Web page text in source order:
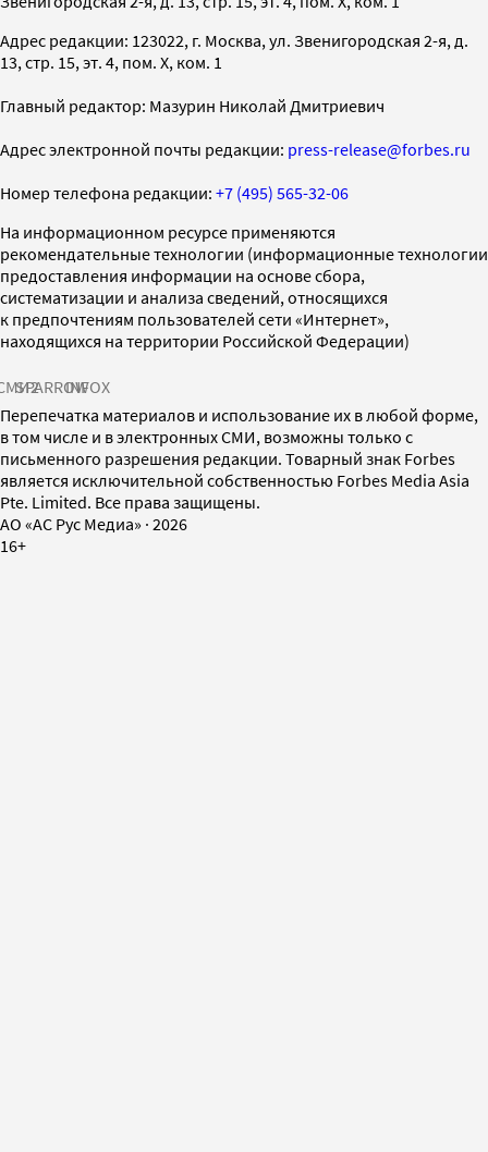
Адрес редакции: 123022, г. Москва, ул. Звенигородская 2-я, д.
13, стр. 15, эт. 4, пом. X, ком. 1
Главный редактор: Мазурин Николай Дмитриевич
Адрес электронной почты редакции: press-release@forbes.ru
Номер телефона редакции: +7 (495) 565-32-06
На информационном ресурсе применяются
рекомендательные технологии (информационные технологии
предоставления информации на основе сбора,
систематизации и анализа сведений, относящихся
к предпочтениям пользователей сети «Интернет»,
находящихся на территории Российской Федерации)
SPARROWINFOX
Перепечатка материалов и использование их в любой форме,
в том числе и в электронных СМИ, возможны только с
письменного разрешения редакции. Товарный знак Forbes
является исключительной собственностью Forbes Media Asia
Pte. Limited. Все права защищены.
AO «АС Рус Медиа» · 2026
16+